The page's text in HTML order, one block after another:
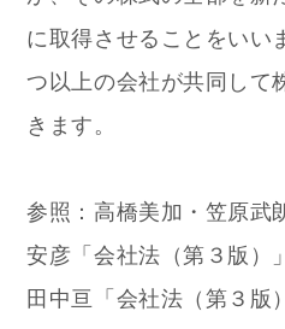
に取得させることをいい
つ以上の会社が共同して
きます。
参照：高橋美加・笠原武
安彦「会社法（第３版）
田中亘「会社法（第３版